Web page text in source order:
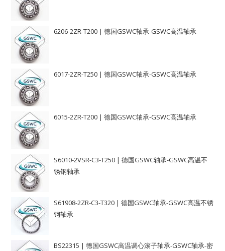
6206-2ZR-T200 | 德国GSWC轴承-GSWC高温轴承
6017-2ZR-T250 | 德国GSWC轴承-GSWC高温轴承
6015-2ZR-T200 | 德国GSWC轴承-GSWC高温轴承
S6010-2VSR-C3-T250 | 德国GSWC轴承-GSWC高温不
锈钢轴承
S61908-2ZR-C3-T320 | 德国GSWC轴承-GSWC高温不锈
钢轴承
BS22315 | 德国GSWC高温调心滚子轴承-GSWC轴承-密